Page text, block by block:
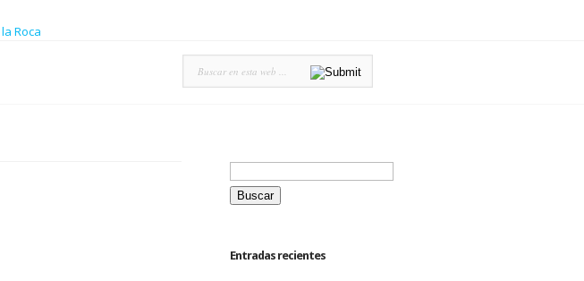
Buscar:
Entradas recientes